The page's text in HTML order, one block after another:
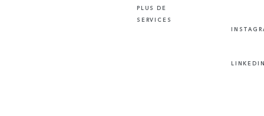
PLUS DE
SERVICES